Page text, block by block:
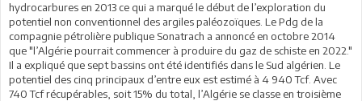
hydrocarbures en 2013 ce qui a marqué le début de l’exploration du
potentiel non conventionnel des argiles paléozoïques. Le Pdg de la
compagnie pétrolière publique Sonatrach a annoncé en octobre 2014
que "l’Algérie pourrait commencer à produire du gaz de schiste en 2022."
Il a expliqué que sept bassins ont été identifiés dans le Sud algérien. Le
potentiel des cinq principaux d’entre eux est estimé à 4 940 Tcf. Avec
740 Tcf récupérables, soit 15% du total, l’Algérie se classe en troisième